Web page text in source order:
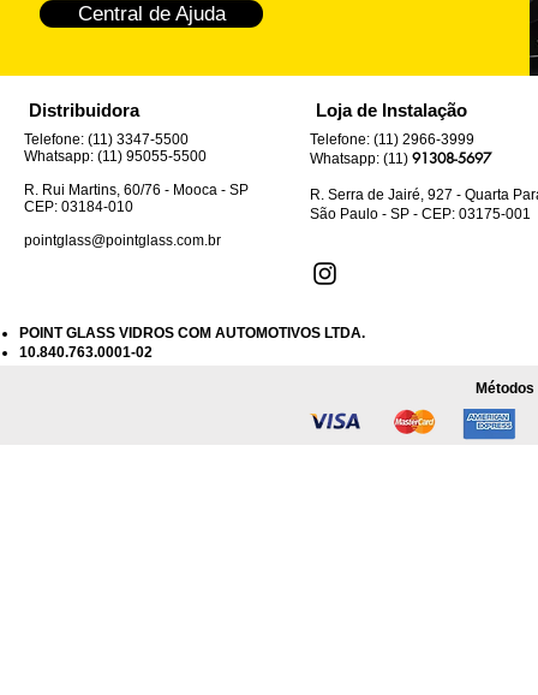
Central de Ajuda
Distribuidora
Telefone: (11) 3347-5500
Whatsapp: (11) 95055-5500
R. Rui Martins, 60/76 - Mooca - SP
CEP: 03184-010
pointglass@pointglass.com.br
Loja de Instalação
Telefone: (11) 2966-3999
Whatsapp: (11) 91308-5697
R. Serra de Jairé, 927 - Quarta
São Paulo - SP - CEP: 03175-001
POINT GLASS VIDROS COM AUTOMOTIVOS LTDA.
10.840.763.0001-02